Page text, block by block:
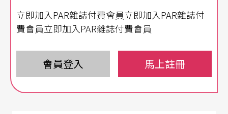
「當我們同在一起：欣賞與再賞當代舞蹈」（In tim
e Together: Viewing & reviewing contemporary da
加，透過論文發表、研討會、舞蹈表演、工作坊等
方式，來檢視當今全球化的舞蹈藝術。
立即加入PAR雜誌付費會員立即加入PAR雜誌付
費會員立即加入PAR雜誌付費會員
會員登入 馬上註冊